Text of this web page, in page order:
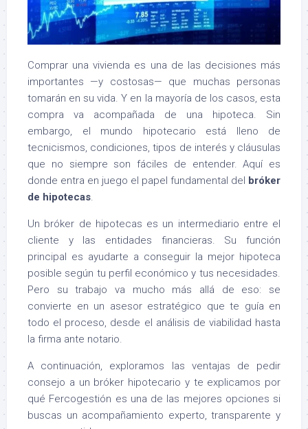
Comprar una vivienda es una de las decisiones más
importantes —y costosas— que muchas personas
tomarán en su vida. Y en la mayoría de los casos, esta
compra va acompañada de una hipoteca. Sin
embargo, el mundo hipotecario está lleno de
tecnicismos, condiciones, tipos de interés y cláusulas
que no siempre son fáciles de entender. Aquí es
donde entra en juego el papel fundamental del bróker
de hipotecas.
Un bróker de hipotecas es un intermediario entre el
cliente y las entidades financieras. Su función
principal es ayudarte a conseguir la mejor hipoteca
posible según tu perfil económico y tus necesidades.
Pero su trabajo va mucho más allá de eso: se
convierte en un asesor estratégico que te guía en
todo el proceso, desde el análisis de viabilidad hasta
la firma ante notario.
A continuación, exploramos las ventajas de pedir
consejo a un bróker hipotecario y te explicamos por
qué Fercogestión es una de las mejores opciones si
buscas un acompañamiento experto, transparente y